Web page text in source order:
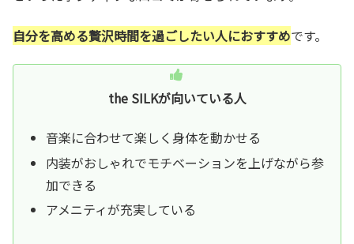
自分を高める贅沢時間を過ごしたい人におすすめです。
the SILKが向いている人
音楽に合わせて楽しく身体を動かせる
内装がおしゃれでモチベーションを上げながら参
加できる
アメニティが充実している